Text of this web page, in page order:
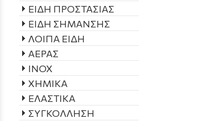
ΕΙΔΗ ΠΡΟΣΤΑΣΙΑΣ
ΕΙΔΗ ΣΗΜΑΝΣΗΣ
ΛΟΙΠΑ ΕΙΔΗ
ΑΕΡΑΣ
INOX
ΧΗΜΙΚΑ
ΕΛΑΣΤΙΚΑ
ΣΥΓΚΟΛΛΗΣΗ